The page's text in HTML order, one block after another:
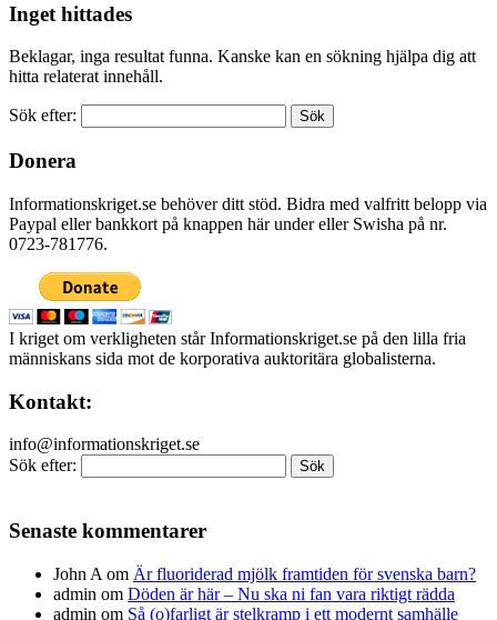
Inget hittades
Beklagar, inga resultat funna. Kanske kan en sökning hjälpa dig att
hitta relaterat innehåll.
Sök efter:
Donera
Informationskriget.se behöver ditt stöd. Bidra med valfritt belopp via
Paypal eller bankkort på knappen här under eller Swisha på nr.
0723-781776.
I kriget om verkligheten står Informationskriget.se på den lilla fria
människans sida mot de korporativa auktoritära globalisterna.
Kontakt:
info@informationskriget.se
Sök efter:
Senaste kommentarer
John A om Är fluoriderad mjölk framtiden för svenska barn?
admin om Döden är här – Nu ska ni fan vara riktigt rädda
admin om Så (o)farligt är stelkramp i ett modernt samhälle